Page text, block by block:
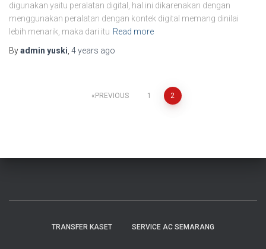
digunakan yaitu peralatan digital, hal ini dikarenakan dengan
menggunakan peralatan dengan kontek digital memang dinilai
lebih menarik, maka dari itu Read more
Byadmin yuski, 4 years ago
PREVIOUS 1 2
TRANSFER KASET SERVICE AC SEMARANG